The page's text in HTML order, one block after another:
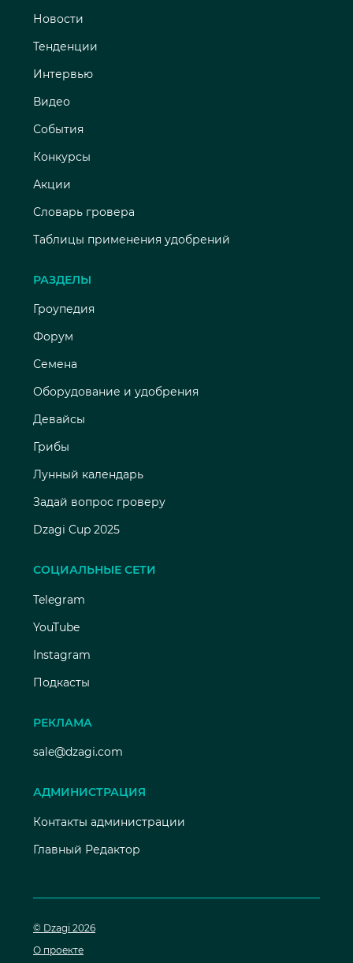
Новости
Тенденции
Интервью
Видео
События
Конкурсы
Акции
Словарь гровера
Таблицы применения удобрений
РАЗДЕЛЫ
Гроупедия
Форум
Семена
Оборудование и удобрения
Девайсы
Грибы
Лунный календарь
Задай вопрос гроверу
Dzagi Cup 2025
СОЦИАЛЬНЫЕ СЕТИ
Telegram
YouTube
Instagram
Подкасты
РЕКЛАМА
sale@dzagi.com
АДМИНИСТРАЦИЯ
Контакты администрации
Главный Редактор
© Dzagi 2026
О проекте